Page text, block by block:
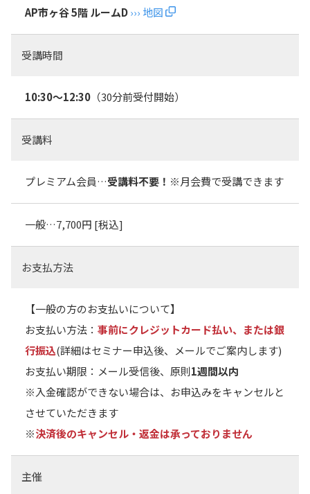
AP市ヶ谷 5階 ルームD››› 地図
受講時間
10:30～12:30（30分前受付開始）
受講料
プレミアム会員…受講料不要！ ※月会費で受講できます
一般…7,700円 [税込]
お支払方法
【一般の方のお支払いについて】
お支払い方法： 事前にクレジットカード払い、または銀
行振込(詳細はセミナー申込後、メールでご案内します)
お支払い期限：メール受信後、原則1週間以内
※入金確認ができない場合は、お申込みをキャンセルと
させていただきます
※決済後のキャンセル・返金は承っておりません
主催